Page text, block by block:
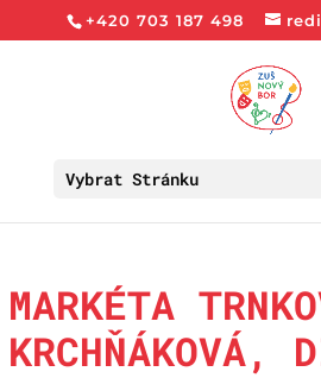
+420 703 187 498
Vybrat Stránku
MARKÉTA
KRCHŇÁKOVÁ,